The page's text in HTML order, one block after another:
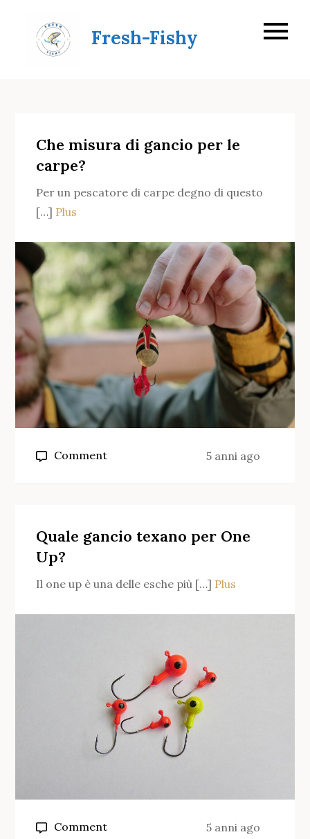
content
Fresh-Fishy
Che misura di gancio per le
carpe?
Per un pescatore di carpe degno di questo
[…] Plus
Commenton
gancio
carpe?
5 anni ago
Quale gancio texano per One
Up?
Il one up è una delle esche più […] Plus
Commenton
5 anni ago